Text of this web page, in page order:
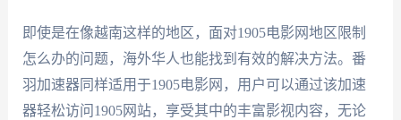
即使是在像越南这样的地区，面对1905电影网地区限制
怎么办的问题，海外华人也能找到有效的解决方法。番
羽加速器同样适用于1905电影网，用户可以通过该加速
器轻松访问1905网站，享受其中的丰富影视内容，无论